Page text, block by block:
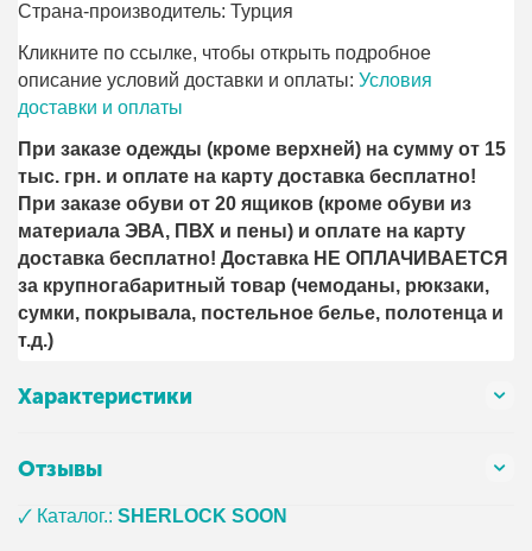
Страна-производитель: Турция
Кликните по ссылке, чтобы открыть подробное
описание условий доставки и оплаты:Условия
доставки и оплаты
При заказе одежды (кроме верхней) на сумму от 15
тыс. грн. и оплате на карту доставка бесплатно!
При заказе обуви от 20 ящиков (кроме обуви из
материала ЭВА, ПВХ и пены) и оплате на карту
доставка бесплатно! Доставка НЕ ОПЛАЧИВАЕТСЯ
за крупногабаритный товар (чемоданы, рюкзаки,
сумки, покрывала, постельное белье, полотенца и
т.д.)
Характеристики
Отзывы
🗸 Каталог.:SHERLOCK SOON